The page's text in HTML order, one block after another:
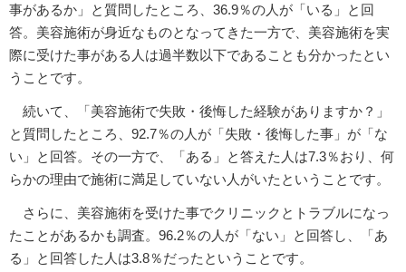
事があるか」と質問したところ、36.9％の人が「いる」と回
答。美容施術が身近なものとなってきた一方で、美容施術を実
際に受けた事がある人は過半数以下であることも分かったとい
うことです。
続いて、「美容施術で失敗・後悔した経験がありますか？」
と質問したところ、92.7％の人が「失敗・後悔した事」が「な
い」と回答。その一方で、「ある」と答えた人は7.3％おり、何
らかの理由で施術に満足していない人がいたということです。
さらに、美容施術を受けた事でクリニックとトラブルになっ
たことがあるかも調査。96.2％の人が「ない」と回答し、「あ
る」と回答した人は3.8％だったということです。